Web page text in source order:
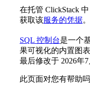
在托管 ClickStack
获取该服务的凭据。
SQL 控制台是一个
果可视化的内置图表
最后修改于 2026年7
此页面对您有帮助